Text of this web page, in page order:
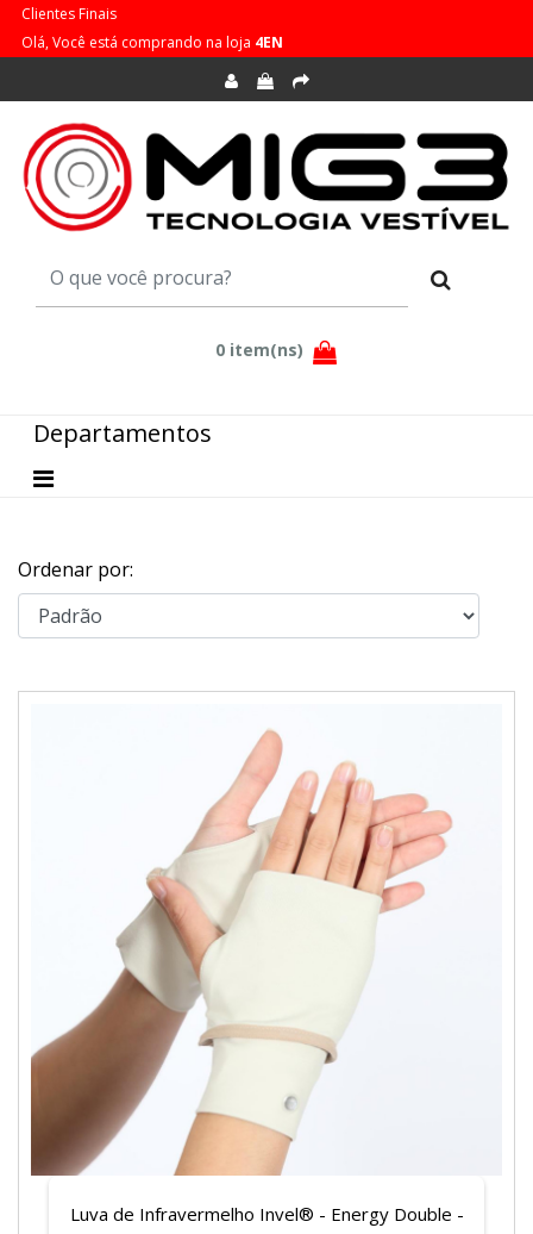
Clientes Finais
Olá, Você está comprando na loja 4EN
Departamentos
Ordenar por:
Luva de Infravermelho Invel® - Energy Double -